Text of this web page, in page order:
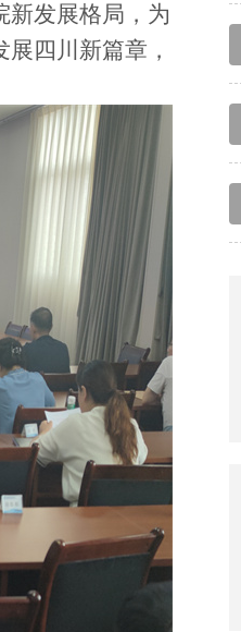
新发展格局，为
四川新篇章，